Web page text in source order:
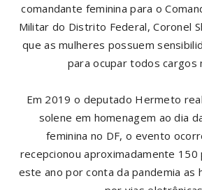
comandante feminina para o
Militar do Distrito Federal, Coronel
que as mulheres possuem
para ocupar todos cargos
Em 2019 o deputado Hermeto
solene em homenagem ao dia
feminina no DF, o evento
recepcionou aproximadamente 150
este ano por conta da pandemia as